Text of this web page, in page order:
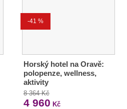
-41 %
Horský hotel na Oravě:
polopenze, wellness,
aktivity
8 364 Kč
4 960 Kč